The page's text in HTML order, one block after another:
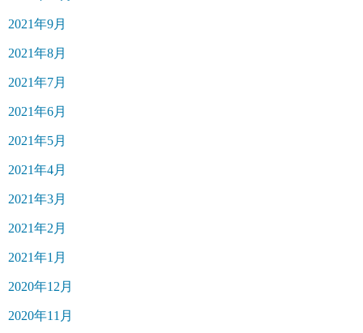
2021年9月
2021年8月
2021年7月
2021年6月
2021年5月
2021年4月
2021年3月
2021年2月
2021年1月
2020年12月
2020年11月